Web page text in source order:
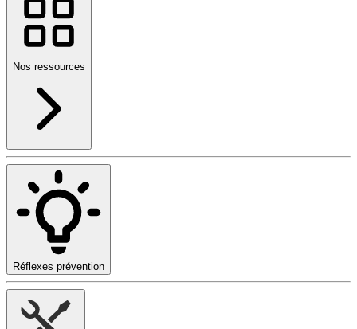
Nos ressources
Réflexes prévention